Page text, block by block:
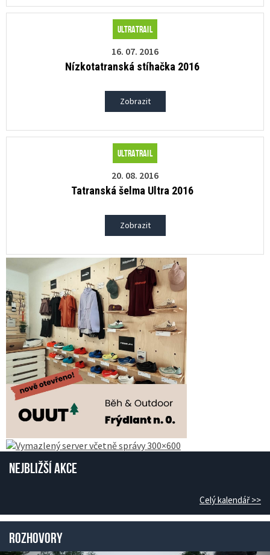
Ultratrail
16. 07. 2016
Nízkotatranská stíhačka 2016
Zobrazit
Ultratrail
20. 08. 2016
Tatranská šelma Ultra 2016
Zobrazit
Nejbližší akce
Celý kalendář >>
Rozhovory